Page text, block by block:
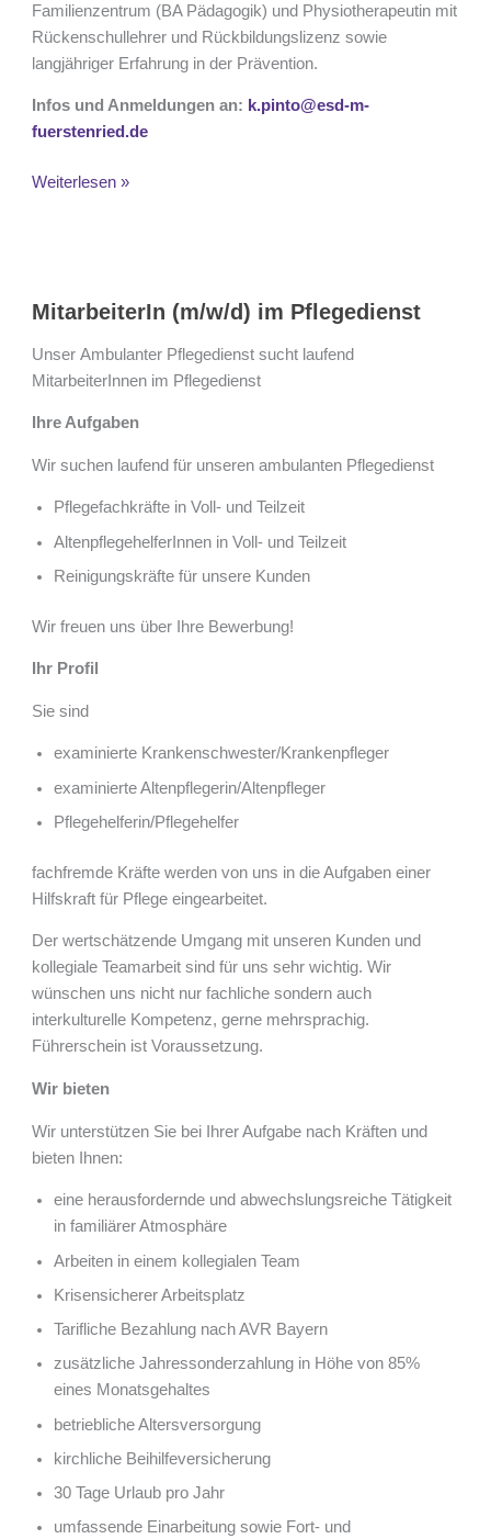
Familienzentrum (BA Pädagogik) und Physiotherapeutin mit
Rückenschullehrer und Rückbildungslizenz sowie
langjähriger Erfahrung in der Prävention.
Infos und Anmeldungen an: k.pinto@esd-m-
fuerstenried.de
Weiterlesen »
MitarbeiterIn (m/w/d) im Pflegedienst
Unser Ambulanter Pflegedienst sucht laufend
MitarbeiterInnen im Pflegedienst
Ihre Aufgaben
Wir suchen laufend für unseren ambulanten Pflegedienst
Pflegefachkräfte in Voll- und Teilzeit
AltenpflegehelferInnen in Voll- und Teilzeit
Reinigungskräfte für unsere Kunden
Wir freuen uns über Ihre Bewerbung!
Ihr Profil
Sie sind
examinierte Krankenschwester/Krankenpfleger
examinierte Altenpflegerin/Altenpfleger
Pflegehelferin/Pflegehelfer
fachfremde Kräfte werden von uns in die Aufgaben einer
Hilfskraft für Pflege eingearbeitet.
Der wertschätzende Umgang mit unseren Kunden und
kollegiale Teamarbeit sind für uns sehr wichtig. Wir
wünschen uns nicht nur fachliche sondern auch
interkulturelle Kompetenz, gerne mehrsprachig.
Führerschein ist Voraussetzung.
Wir bieten
Wir unterstützen Sie bei Ihrer Aufgabe nach Kräften und
bieten Ihnen:
eine herausfordernde und abwechslungsreiche Tätigkeit
in familiärer Atmosphäre
Arbeiten in einem kollegialen Team
Krisensicherer Arbeitsplatz
Tarifliche Bezahlung nach AVR Bayern
zusätzliche Jahressonderzahlung in Höhe von 85%
eines Monatsgehaltes
betriebliche Altersversorgung
kirchliche Beihilfeversicherung
30 Tage Urlaub pro Jahr
umfassende Einarbeitung sowie Fort- und
im
Pflegedienst